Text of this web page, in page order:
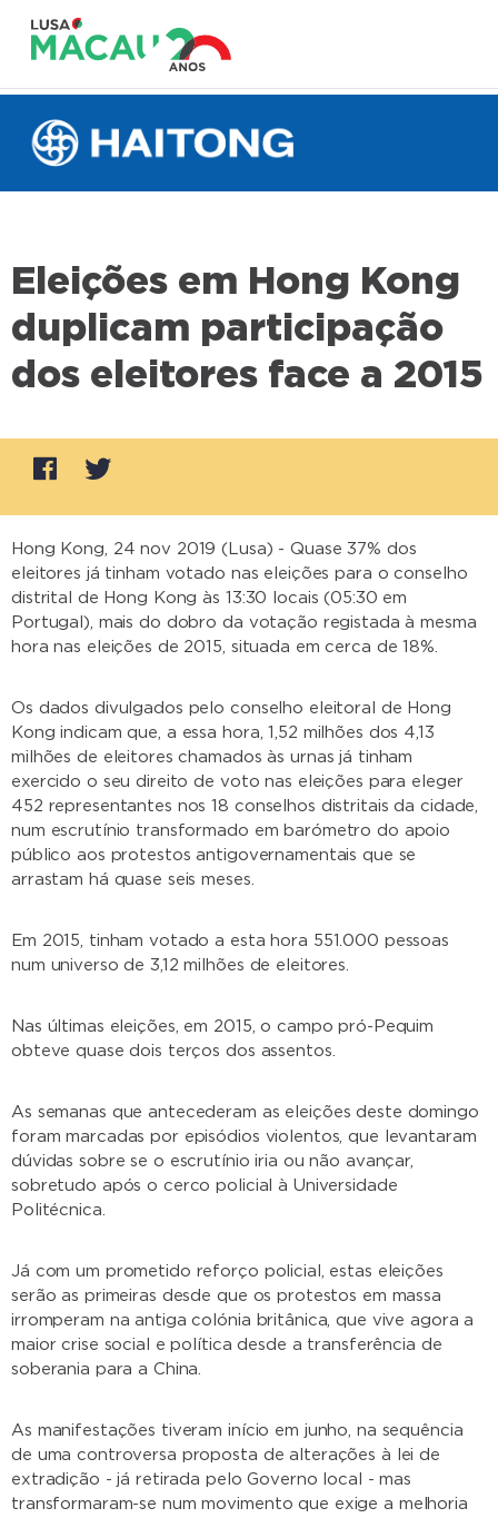
Eleições em Hong Kong
duplicam participação
dos eleitores face a 2015
Hong Kong, 24 nov 2019 (Lusa) - Quase 37% dos
eleitores já tinham votado nas eleições para o conselho
distrital de Hong Kong às 13:30 locais (05:30 em
Portugal), mais do dobro da votação registada à mesma
hora nas eleições de 2015, situada em cerca de 18%.
Os dados divulgados pelo conselho eleitoral de Hong
Kong indicam que, a essa hora, 1,52 milhões dos 4,13
milhões de eleitores chamados às urnas já tinham
exercido o seu direito de voto nas eleições para eleger
452 representantes nos 18 conselhos distritais da cidade,
num escrutínio transformado em barómetro do apoio
público aos protestos antigovernamentais que se
arrastam há quase seis meses.
Em 2015, tinham votado a esta hora 551.000 pessoas
num universo de 3,12 milhões de eleitores.
Nas últimas eleições, em 2015, o campo pró-Pequim
obteve quase dois terços dos assentos.
As semanas que antecederam as eleições deste domingo
foram marcadas por episódios violentos, que levantaram
dúvidas sobre se o escrutínio iria ou não avançar,
sobretudo após o cerco policial à Universidade
Politécnica.
Já com um prometido reforço policial, estas eleições
serão as primeiras desde que os protestos em massa
irromperam na antiga colónia britânica, que vive agora a
maior crise social e política desde a transferência de
soberania para a China.
As manifestações tiveram início em junho, na sequência
de uma controversa proposta de alterações à lei de
extradição - já retirada pelo Governo local - mas
transformaram-se num movimento que exige a melhoria